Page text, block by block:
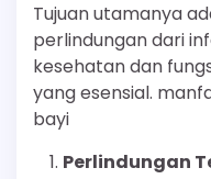
Tujuan utamanya
perlindungan dari
kesehatan dan
yang esensial.
bayi
Perlindungan